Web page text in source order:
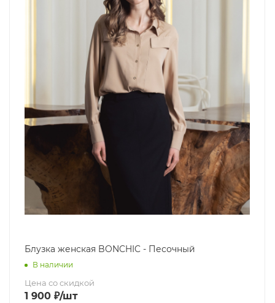
Блузка женская BONCHIC - Песочный
В наличии
Цена со скидкой
1 900 ₽/шт